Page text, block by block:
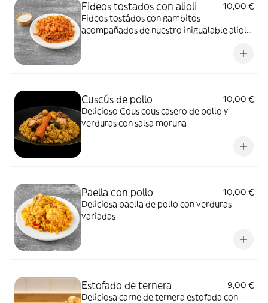
Fideos tostados con alioli
10,00 €
Fideos tostádos con gambitos
acompañados de nuestro inigualable alioli
Cuscús de pollo
10,00 €
Delicioso Cous cous casero de pollo y
verduras con salsa moruna
Paella con pollo
10,00 €
Deliciosa paella de pollo con verduras
variadas
Estofado de ternera
9,00 €
Deliciosa carne de ternera estofada con